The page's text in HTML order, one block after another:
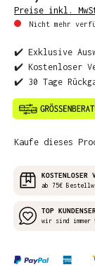
Preise inkl.
Nicht mehr
✔️ Exklusive
✔️ Kostenloser
✔️ 30 Tage
Kaufe dieses
KOSTENLOSER
ab 75€
TOP
wir sind